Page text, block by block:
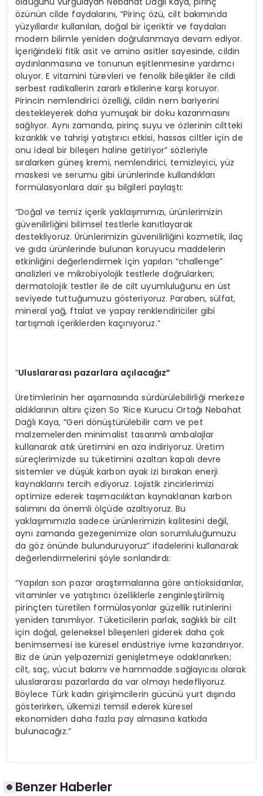
özünün cilde faydalarını, “Pirinç özü, cilt bakımında
yüzyıllardır kullanılan, doğal bir içeriktir ve faydaları
modern bilimle yeniden doğrulanmaya devam ediyor.
İçeriğindeki fitik asit ve amino asitler sayesinde, cildin
aydınlanmasına ve tonunun eşitlenmesine yardımcı
oluyor. E vitamini türevleri ve fenolik bileşikler ile cildi
serbest radikallerin zararlı etkilerine karşı koruyor.
Pirincin nemlendirici özelliği, cildin nem bariyerini
destekleyerek daha yumuşak bir doku kazanmasını
sağlıyor. Aynı zamanda, pirinç suyu ve özlerinin ciltteki
kızarıklık ve tahrişi yatıştırıcı etkisi, hassas ciltler için de
onu ideal bir bileşen haline getiriyor” sözleriyle
sıralarken güneş kremi, nemlendirici, temizleyici, yüz
maskesi ve serumu gibi ürünlerinde kullandıkları
formülasyonlara dair şu bilgileri paylaştı:
“Doğal ve temiz içerik yaklaşımımızı, ürünlerimizin
güvenilirliğini bilimsel testlerle kanıtlayarak
destekliyoruz. Ürünlerimizin güvenilirliğini kozmetik, ilaç
ve gıda ürünlerinde bulunan koruyucu maddelerin
etkinliğini değerlendirmek için yapılan “challenge”
analizleri ve mikrobiyolojik testlerle doğrularken;
dermatolojik testler ile de cilt uyumluluğunu en üst
seviyede tuttuğumuzu gösteriyoruz. Paraben, sülfat,
mineral yağ, ftalat ve yapay renklendiriciler gibi
tartışmalı içeriklerden kaçınıyoruz.”
“Uluslararası pazarlara açılacağız”
Üretimlerinin her aşamasında sürdürülebilirliği merkeze
aldıklarının altını çizen So ’Rice Kurucu Ortağı Nebahat
Dağlı Kaya, “Geri dönüştürülebilir cam ve pet
malzemelerden minimalist tasarımlı ambalajlar
kullanarak atık üretimini en aza indiriyoruz. Üretim
süreçlerimizde su tüketimini azaltan kapalı devre
sistemler ve düşük karbon ayak izi bırakan enerji
kaynaklarını tercih ediyoruz. Lojistik zincirlerimizi
optimize ederek taşımacılıktan kaynaklanan karbon
salımını da önemli ölçüde azaltıyoruz. Bu
yaklaşımımızla sadece ürünlerimizin kalitesini değil,
aynı zamanda gezegenimize olan sorumluluğumuzu
da göz önünde bulunduruyoruz” ifadelerini kullanarak
değerlendirmelerini şöyle sonlandırdı:
“Yapılan son pazar araştırmalarına göre antioksidanlar,
vitaminler ve yatıştırıcı özelliklerle zenginleştirilmiş
pirinçten türetilen formülasyonlar güzellik rutinlerini
yeniden tanımlıyor. Tüketicilerin parlak, sağlıklı bir cilt
için doğal, geleneksel bileşenleri giderek daha çok
benimsemesi ise küresel endüstriye ivme kazandırıyor.
Biz de ürün yelpazemizi genişletmeye odaklanırken;
cilt, saç, vücut bakımı ve hammadde sağlayıcısı olarak
uluslararası pazarlarda da var olmayı hedefliyoruz.
Böylece Türk kadın girişimcilerin gücünü yurt dışında
gösterirken, ülkemizi temsil ederek küresel
ekonomiden daha fazla pay almasına katkıda
bulunacağız.”
Benzer Haberler